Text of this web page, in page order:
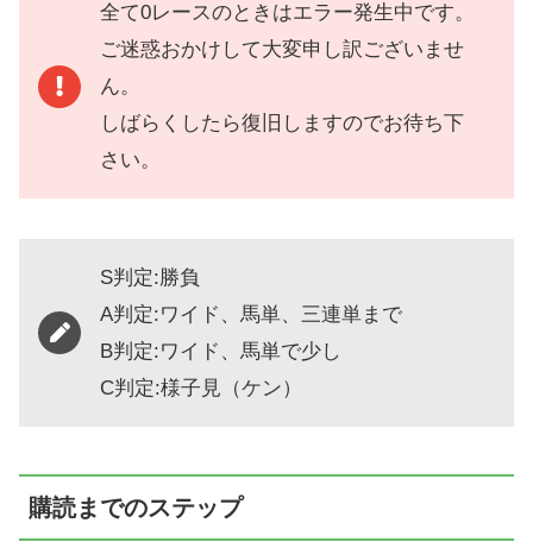
全て0レースのときはエラー発生中です。
ご迷惑おかけして大変申し訳ございませ
ん。
しばらくしたら復旧しますのでお待ち下
さい。
S判定:勝負
A判定:ワイド、馬単、三連単まで
B判定:ワイド、馬単で少し
C判定:様子見（ケン）
購読までのステップ